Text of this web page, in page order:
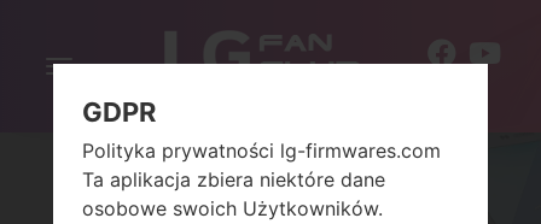
Włącz
nawigację
GDPR
Polityka prywatności lg-firmwares.com
Ta aplikacja zbiera niektóre dane
osobowe swoich Użytkowników.